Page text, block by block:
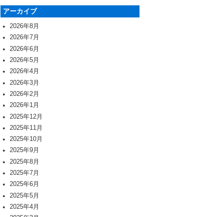
アーカイブ
2026年8月
2026年7月
2026年6月
2026年5月
2026年4月
2026年3月
2026年2月
2026年1月
2025年12月
2025年11月
2025年10月
2025年9月
2025年8月
2025年7月
2025年6月
2025年5月
2025年4月